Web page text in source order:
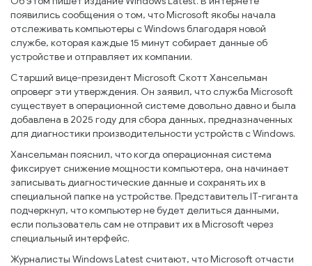
появились сообщения о том, что Microsoft якобы начала
отслеживать компьютеры с Windows благодаря новой
службе, которая каждые 15 минут собирает данные об
устройстве и отправляет их компании.
Старший вице-президент Microsoft Скотт Хансельман
опроверг эти утверждения. Он заявил, что служба Microsoft
существует в операционной системе довольно давно и была
добавлена в 2025 году для сбора данных, предназначенных
для диагностики производительности устройств с Windows.
Хансельман пояснил, что когда операционная система
фиксирует снижение мощности компьютера, она начинает
записывать диагностические данные и сохранять их в
специальной папке на устройстве. Представитель IT-гиганта
подчеркнул, что компьютер не будет делиться данными,
если пользователь сам не отправит их в Microsoft через
специальный интерфейс.
Журналисты Windows Latest считают, что Microsoft отчасти